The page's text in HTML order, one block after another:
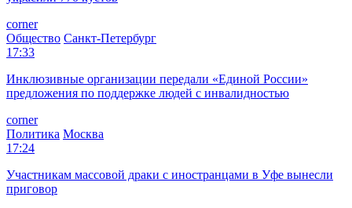
corner
Общество Санкт-Петербург
17:33
Инклюзивные организации передали «Единой России»
предложения по поддержке людей с инвалидностью
corner
Политика Москва
17:24
Участникам массовой драки с иностранцами в Уфе вынесли
приговор